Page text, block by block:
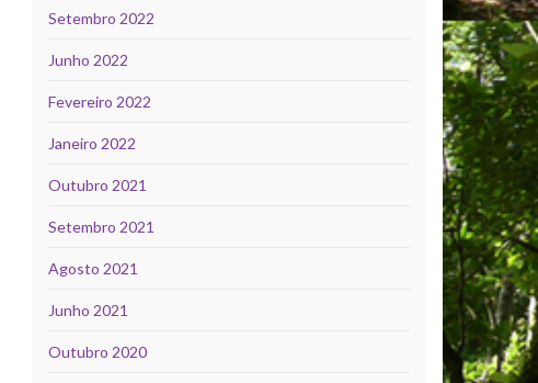
Setembro 2022
Junho 2022
Fevereiro 2022
Janeiro 2022
Outubro 2021
Setembro 2021
Agosto 2021
Junho 2021
Outubro 2020